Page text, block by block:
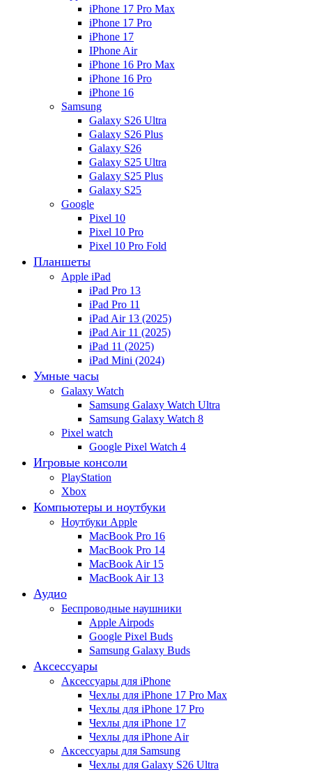
iPhone 17 Pro Max
iPhone 17 Pro
iPhone 17
IPhone Air
iPhone 16 Pro Max
iPhone 16 Pro
iPhone 16
Samsung
Galaxy S26 Ultra
Galaxy S26 Plus
Galaxy S26
Galaxy S25 Ultra
Galaxy S25 Plus
Galaxy S25
Google
Pixel 10
Pixel 10 Pro
Pixel 10 Pro Fold
Планшеты
Apple iPad
iPad Pro 13
iPad Pro 11
iPad Air 13 (2025)
iPad Air 11 (2025)
iPad 11 (2025)
iPad Mini (2024)
Умные часы
Galaxy Watch
Samsung Galaxy Watch Ultra
Samsung Galaxy Watch 8
Pixel watch
Google Pixel Watch 4
Игровые консоли
PlayStation
Xbox
Компьютеры и ноутбуки
Ноутбуки Apple
MacBook Pro 16
MacBook Pro 14
MacBook Air 15
MacBook Air 13
Аудио
Беспроводные наушники
Apple Airpods
Google Pixel Buds
Samsung Galaxy Buds
Аксессуары
Аксессуары для iPhone
Чехлы для iPhone 17 Pro Max
Чехлы для iPhone 17 Pro
Чехлы для iPhone 17
Чехлы для iPhone Air
Аксессуары для Samsung
Чехлы для Galaxy S26 Ultra